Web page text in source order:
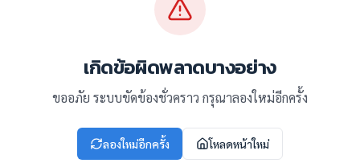
เกิดข้อผิดพลาดบางอย่าง
ขออภัย ระบบขัดข้องชั่วคราว กรุณาลองใหม่อีกครั้ง
ลองใหม่อีกครั้ง โหลดหน้าใหม่